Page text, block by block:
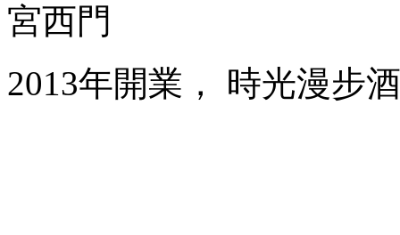
宮西門
2013年開業， 時光漫